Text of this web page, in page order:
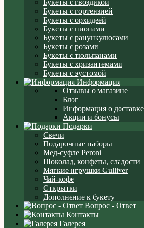
Букеты с гвоздикой
Букеты с гортензией
Букеты с орхидеей
Букеты с пионами
Букеты с ранункулюсами
Букеты с розами
Букеты с тюльпанами
Букеты с хризантемами
Букеты с эустомой
Информация
Отзывы о магазине
Блог
Информация о доставке
Акции и бонусы
Подарки
Свечи
Подарочные наборы
Мед-суфле Peroni
Шоколад, конфеты, сладости
Мягкие игрушки Gulliver
Чай-кофе
Открытки
Дополнение к букету
Вопрос - Ответ
Контакты
Галерея